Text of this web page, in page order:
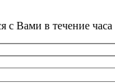
с Вами в течение часа